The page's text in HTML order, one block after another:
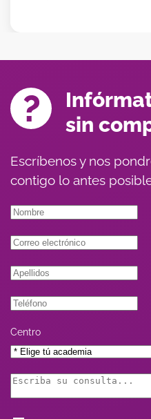
sin
Escríbenos y nos
contigo lo antes
Centro